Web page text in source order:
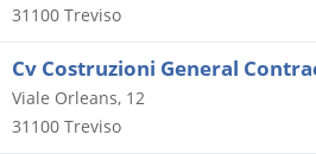
31100 Treviso
Cv Costruzioni General
Viale Orleans, 12
31100 Treviso